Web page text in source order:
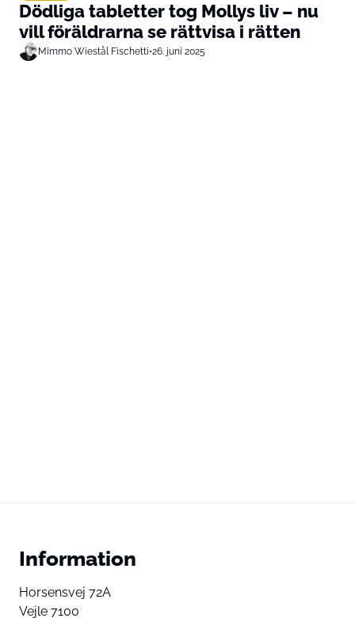
Dödliga tabletter tog Mollys liv – nu
vill föräldrarna se rättvisa i rätten
Mimmo Wiestål Fischetti•26. juni 2025
Information
Horsensvej 72A
Vejle 7100